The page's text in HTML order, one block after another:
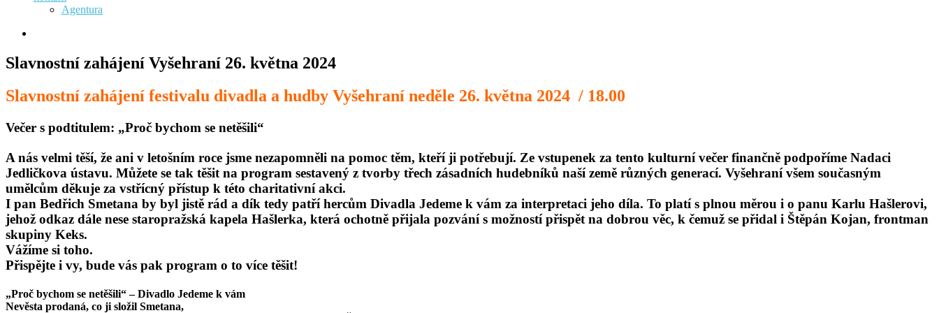
Agentura
Slavnostní zahájení Vyšehraní 26. května 2024
Slavnostní zahájení festivalu divadla a hudby Vyšehraní neděle 26. května 2024 / 18.00
Večer s podtitulem: „Proč bychom se netěšili“
A nás velmi těší, že ani v letošním roce jsme nezapomněli na pomoc těm, kteří ji potřebují. Ze vstupenek za tento kulturní večer finančně podpoříme Nadaci
Jedličkova ústavu. Můžete se tak těšit na program sestavený z tvorby třech zásadních hudebníků naší země různých generací. Vyšehraní všem současným
umělcům děkuje za vstřícný přístup k této charitativní akci.
I pan Bedřich Smetana by byl jistě rád a dík tedy patří hercům Divadla Jedeme k vám za interpretaci jeho díla. To platí s plnou měrou i o panu Karlu Hašlerovi,
jehož odkaz dále nese staropražská kapela Hašlerka, která ochotně přijala pozvání s možností přispět na dobrou věc, k čemuž se přidal i Štěpán Kojan, frontman
skupiny Keks.
Vážíme si toho.
Přispějte i vy, bude vás pak program o to více těšit!
„Proč bychom se netěšili“– Divadlo Jedeme k vám
Nevěsta prodaná, co ji složil Smetana,